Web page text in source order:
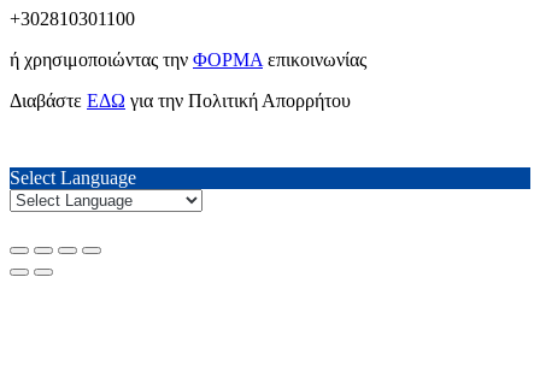
+302810301100
ή χρησιμοποιώντας την ΦΟΡΜΑ επικοινωνίας
Διαβάστε ΕΔΩ για την Πολιτική Απορρήτου
Select Language